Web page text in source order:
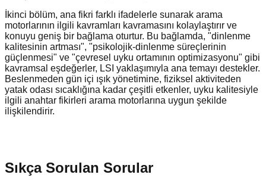
İkinci bölüm, ana fikri farklı ifadelerle sunarak arama
motorlarının ilgili kavramları kavramasını kolaylaştırır ve
konuyu geniş bir bağlama oturtur. Bu bağlamda, "dinlenme
kalitesinin artması", "psikolojik-dinlenme süreçlerinin
güçlenmesi" ve "çevresel uyku ortamının optimizasyonu" gibi
kavramsal eşdeğerler, LSI yaklaşımıyla ana temayı destekler.
Beslenmeden gün içi ışık yönetimine, fiziksel aktiviteden
yatak odası sıcaklığına kadar çeşitli etkenler, uyku kalitesiyle
ilgili anahtar fikirleri arama motorlarına uygun şekilde
ilişkilendirir.
Sıkça Sorulan Sorular